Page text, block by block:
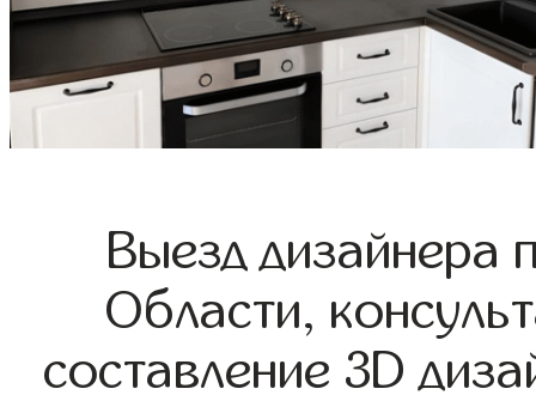
Выезд дизайнера
Области,
составление 3D